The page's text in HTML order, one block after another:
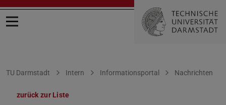
Menü öffnen
Sie befinden sich hier:
TU Darmstadt Intern Informationsportal Nachrichten
zurück zur Liste